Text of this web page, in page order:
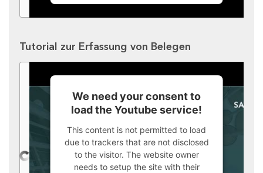
Tutorial zur Erfassung von Belegen
We need your consent to
load the Youtube service!
This content is not permitted to load
due to trackers that are not disclosed
to the visitor. The website owner
needs to setup the site with their